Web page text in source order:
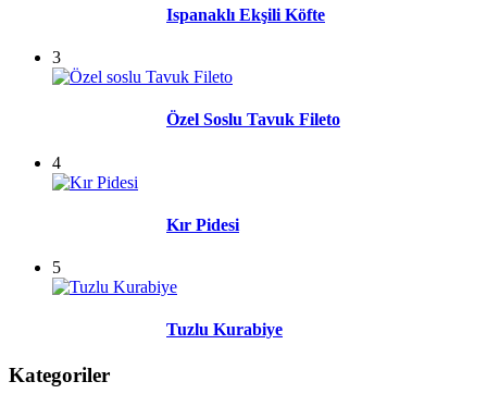
Ispanaklı Ekşili Köfte
3
Özel Soslu Tavuk Fileto
4
Kır Pidesi
5
Tuzlu Kurabiye
Kategoriler